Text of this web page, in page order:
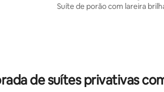
n
Suíte de porão com lareira
de suítes privativas